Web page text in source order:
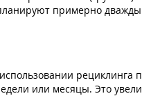
примерно
рециклинга
или месяцы. Это